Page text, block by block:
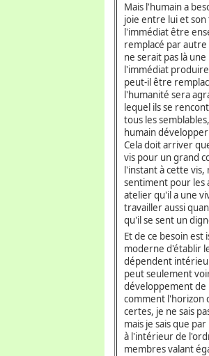
Mais l'humain a
joie entre lui et
l'immédiat être
remplacé par
ne serait pas là
l'immédiat
peut-il être
l'humanité sera
lequel ils se
tous les
humain
Cela doit arriver
vis pour un grand
l'instant à cette
sentiment pour les
atelier qu'il a une
travailler aussi
qu'il se sent un
Et de ce besoin
moderne d'établir
dépendent
peut seulement
développement de
comment l'horizon
certes, je ne sais
mais je sais que
à l'intérieur de
membres valant